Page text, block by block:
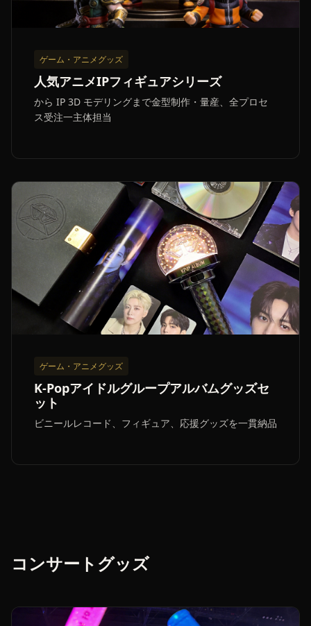
ゲーム・アニメグッズ
人気アニメIPフィギュアシリーズ
から IP 3D モデリングまで金型制作・量産、全プロセ
ス受注一主体担当
ゲーム・アニメグッズ
K-Popアイドルグループアルバムグッズセ
ット
ビニールレコード、フィギュア、応援グッズを一貫納品
コンサートグッズ